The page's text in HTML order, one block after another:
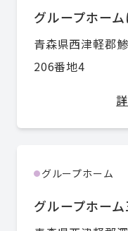
グループホー
青森県西津軽郡
206番地4
● グループホーム
グループホー